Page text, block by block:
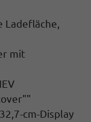
Ladefläche,
mit
cm-Display